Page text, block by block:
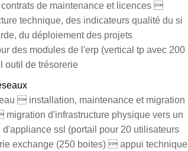
de maintenance et licences 
technique, des indicateurs qualité du si
du déploiement des projets
des modules de l'erp (vertical tp avec 200
outil de trésorerie
 installation, maintenance et migration
d'infrastructure physique vers un
ssl (portail pour 20 utilisateurs
exchange (250 boites)  appui technique